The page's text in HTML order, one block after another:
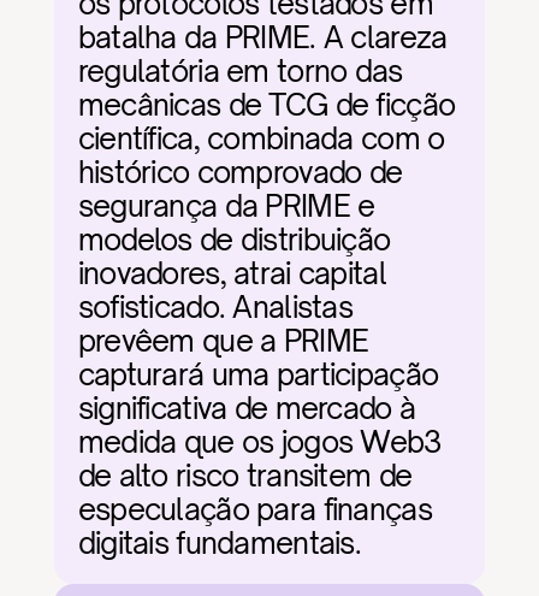
batalha da PRIME. A clareza
regulatória em torno das
mecânicas de TCG de ficção
científica, combinada com o
histórico comprovado de
segurança da PRIME e
modelos de distribuição
inovadores, atrai capital
sofisticado. Analistas
prevêem que a PRIME
capturará uma participação
significativa de mercado à
medida que os jogos Web3
de alto risco transitem de
especulação para finanças
digitais fundamentais.